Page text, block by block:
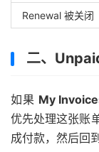
Renewal 被关闭
二、
如果 My
优先处理这张账
成付款，然后回到